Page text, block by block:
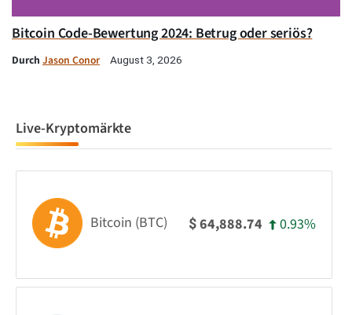
Bitcoin Code-Bewertung 2024: Betrug oder seriös?
Durch Jason Conor August 3, 2026
Live-Kryptomärkte
Bitcoin (BTC) $64,888.74 0.93%